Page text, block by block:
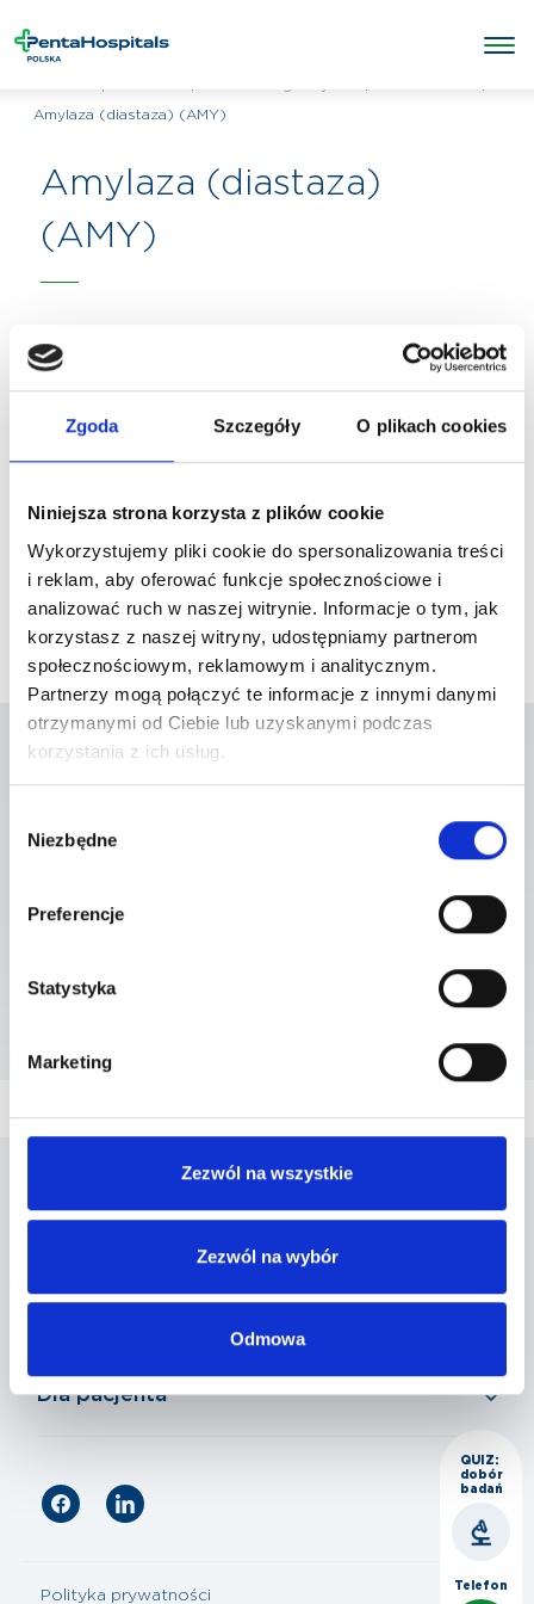
Zgoda Szczegóły O plikach cookies
Niniejsza strona korzysta z plików cookie
Wykorzystujemy pliki cookie do spersonalizowania treści
i reklam, aby oferować funkcje społecznościowe i
analizować ruch w naszej witrynie. Informacje o tym, jak
korzystasz z naszej witryny, udostępniamy partnerom
społecznościowym, reklamowym i analitycznym.
Partnerzy mogą połączyć te informacje z innymi danymi
otrzymanymi od Ciebie lub uzyskanymi podczas
korzystania z ich usług.
zgody
Niezbędne
Preferencje
Statystyka
Marketing
Zezwól na wszystkie
Zezwól na wybór
Odmowa
Amylaza (diastaza) (AMY)
Amylaza (diastaza)
(AMY)
których usługa jest
dostępna
ul. A. Mickiewicza 39 , 05-500 Piaseczno
Nasza oferta
Dla pacjenta
Polityka prywatności
QUIZ:
dobór
badań
Telefon